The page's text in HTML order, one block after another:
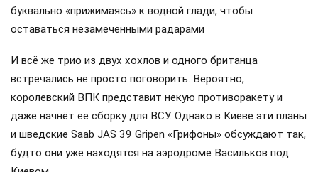
буквально «прижимаясь» к водной глади, чтобы
оставаться незамеченными радарами
И всё же трио из двух хохлов и одного британца
встречались не просто поговорить. Вероятно,
королевский ВПК представит некую противоракету и
даже начнёт ее сборку для ВСУ. Однако в Киеве эти планы
и шведские Saab JAS 39 Gripen «Грифоны» обсуждают так,
будто они уже находятся на аэродроме Васильков под